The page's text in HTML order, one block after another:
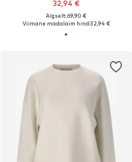
32,94 €
Algselt: 69,90 €
Viimane madalaim hind:32,94 €